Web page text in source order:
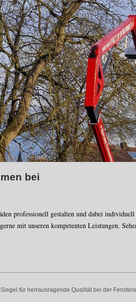
professionell gestalten und dabei
mit unseren kompetenten Leistungen.
für herrausragende Qualität bei der